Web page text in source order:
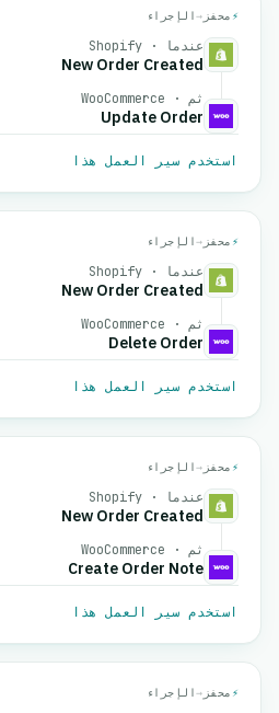
⚡ محفز →الإجراء
عندما · Shopify
New Order Created
ثم · WooCommerce
Update Order
استخدم سير العمل هذا
⚡ محفز →الإجراء
عندما · Shopify
New Order Created
ثم · WooCommerce
Delete Order
استخدم سير العمل هذا
⚡ محفز →الإجراء
عندما · Shopify
New Order Created
ثم · WooCommerce
Create Order Note
استخدم سير العمل هذا
⚡ محفز →الإجراء